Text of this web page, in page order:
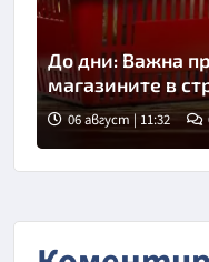
До дни: Важна
магазините в
06 август | 11:32